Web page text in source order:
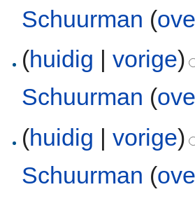
Schuurman (
(huidig |vorige)
Schuurman (
(huidig |vorige)
Schuurman (